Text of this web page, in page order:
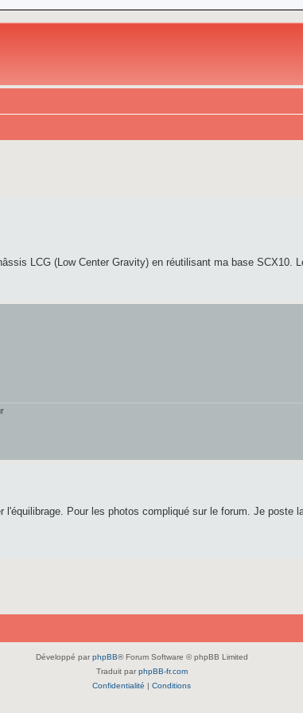
LCG (Low Center Gravity) en réutilisant ma base SCX10.
Pour les photos compliqué sur le forum. Je poste
Développé par phpBB® Forum Software © phpBB Limited
Traduit par phpBB-fr.com
Confidentialité | Conditions